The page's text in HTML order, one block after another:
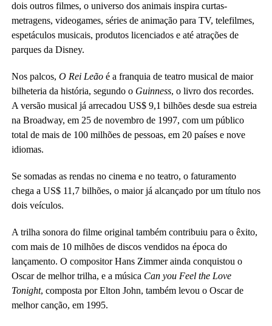
dois outros filmes, o universo dos animais inspira curtas-
metragens, videogames, séries de animação para TV, telefilmes,
espetáculos musicais, produtos licenciados e até atrações de
parques da Disney.
Nos palcos, O Rei Leãoé a franquia de teatro musical de maior
bilheteria da história, segundo o Guinness, o livro dos recordes.
A versão musical já arrecadou US$ 9,1 bilhões desde sua estreia
na Broadway, em 25 de novembro de 1997, com um público
total de mais de 100 milhões de pessoas, em 20 países e nove
idiomas.
Se somadas as rendas no cinema e no teatro, o faturamento
chega a US$ 11,7 bilhões, o maior já alcançado por um título nos
dois veículos.
A trilha sonora do filme original também contribuiu para o êxito,
com mais de 10 milhões de discos vendidos na época do
lançamento. O compositor Hans Zimmer ainda conquistou o
Oscar de melhor trilha, e a música Can you Feel the Love
Tonight, composta por Elton John, também levou o Oscar de
melhor canção, em 1995.